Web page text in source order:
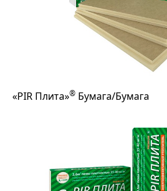
«PIR Плита»® Бумага/Бумага